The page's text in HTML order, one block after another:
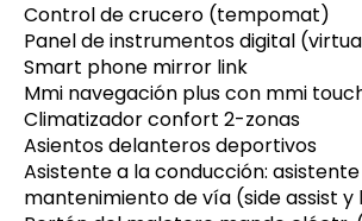
Control de crucero (tempomat)
Panel de instrumentos digital
Smart phone mirror link
Mmi navegación plus con mmi
Climatizador confort 2-zonas
Asientos delanteros deportivos
Asistente a la conducción:
mantenimiento de vía (side assist y